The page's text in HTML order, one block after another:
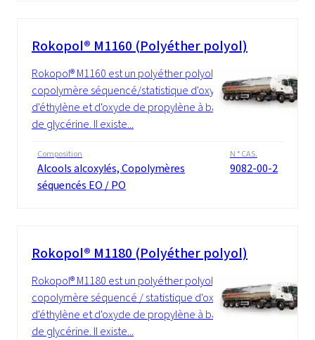
Rokopol® M1160 (Polyéther polyol)
Rokopol® M1160 est un polyéther polyol, un
copolymère séquencé/statistique d'oxyde
d'éthylène et d'oxyde de propylène à base
de glycérine. Il existe...
Composition
Alcools alcoxylés, Copolymères
séquencés EO / PO
N ° CAS.
9082-00-2
Rokopol® M1180 (Polyéther polyol)
Rokopol® M1180 est un polyéther polyol, un
copolymère séquencé / statistique d'oxyde
d'éthylène et d'oxyde de propylène à base
de glycérine. Il existe...